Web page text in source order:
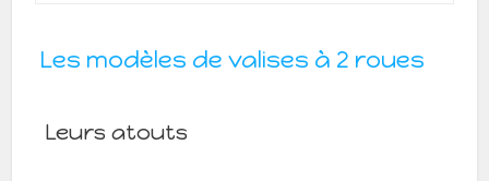
Les modèles de valises à 2 roues
Leurs atouts